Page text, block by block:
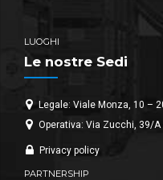
LUOGHI
Le nostre Sedi
Legale: Viale Monza, 10 –
Operativa: Via Zucchi, 39/
Privacy policy
PARTNERSHIP